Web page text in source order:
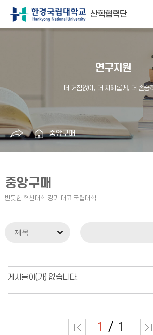
산학협력단
연구지원
중앙구매
중앙구매
게시물이(가) 없습니다.
1 1